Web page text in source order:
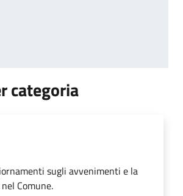
categoria
sugli avvenimenti e la
Comune.